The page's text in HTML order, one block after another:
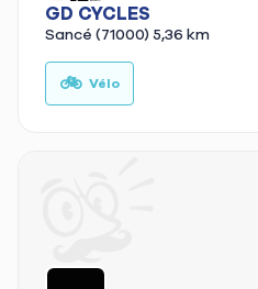
GD CYCLES
Sancé (71000) 5,36 km
🚲 Vélo